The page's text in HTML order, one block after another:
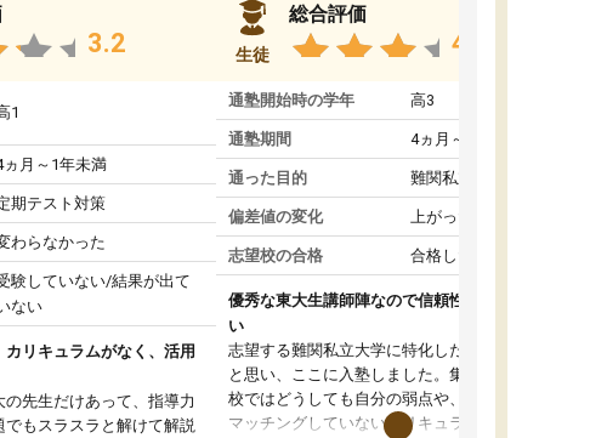
3.2
1
ヵ月～1年未満
期テスト対策
わらなかった
験していない/結果が出て
ない
リキュラムがなく、活用
先生だけあって、指導力
もスラスラと解けて解説
生徒
総合評価
4.4
通塾開始時の学年 高3
通塾期間 4ヵ月～1年未満
通った目的 難関私立受験対策
偏差値の変化 上がった
志望校の合格 合格した
優秀な東大生講師陣なので信頼性や安心感が高
い
志望する難関私立大学に特化した準備をしたい
と思い、ここに入塾しました。集団指導の予備
校ではどうしても自分の弱点や、志望校対策に
マッチングしていないカリキュラムに不安を感